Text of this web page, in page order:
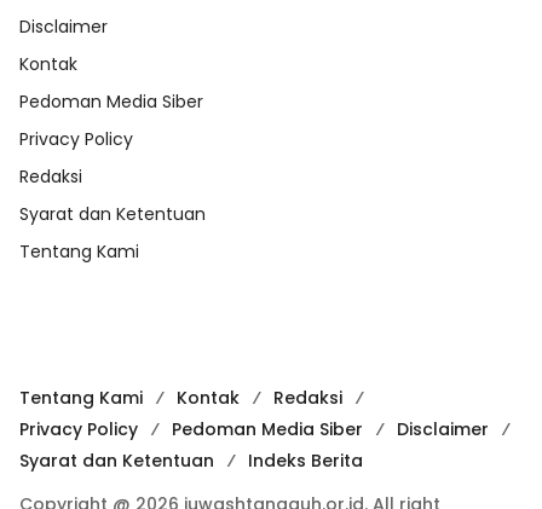
Disclaimer
Kontak
Pedoman Media Siber
Privacy Policy
Redaksi
Syarat dan Ketentuan
Tentang Kami
Tentang Kami Kontak
Redaksi
Privacy Policy
Pedoman Media Siber
Disclaimer
Syarat dan Ketentuan
Indeks Berita
Copyright @ 2026 iuwashtangguh.or.id. All right